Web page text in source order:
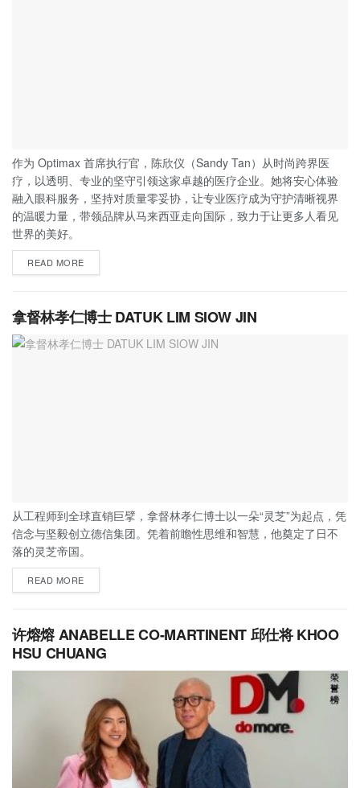
作为 Optimax 首席执行官，陈欣仪（Sandy Tan）从时尚跨界医
疗，以透明、专业的坚守引领这家卓越的医疗企业。她将安心体验
融入眼科服务，坚持对质量零妥协，让专业医疗成为守护清晰视界
的温暖力量，带领品牌从马来西亚走向国际，致力于让更多人看见
世界的美好。
READ MORE
拿督林孝仁博士 DATUK LIM SIOW JIN
从工程师到全球直销巨擘，拿督林孝仁博士以一朵“灵芝”为起点，凭
信念与坚毅创立德信集团。凭着前瞻性思维和智慧，他奠定了日不
落的灵芝帝国。
READ MORE
许熔熔 ANABELLE CO-MARTINENT 邱仕将 KHOO
HSU CHUANG